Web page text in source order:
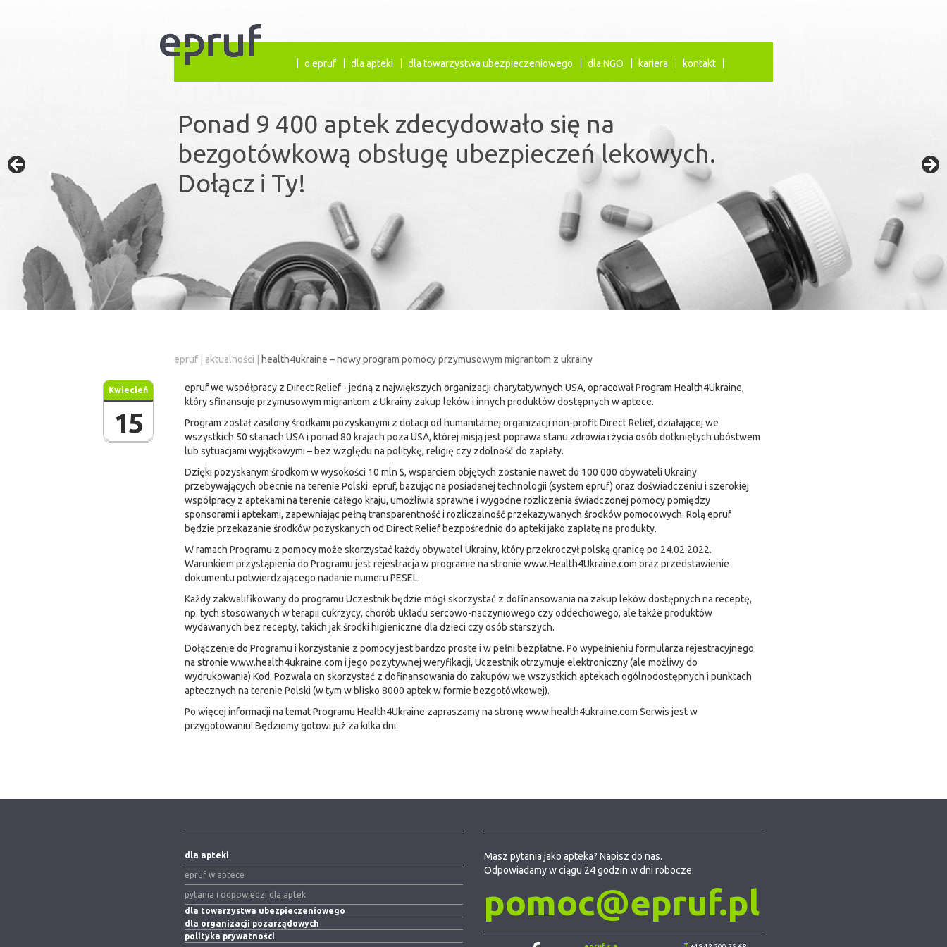
Ponad 9 400 aptek zdecydowało się na
bezgotówkową obsługę ubezpieczeń lekowych.
Dołącz i Ty!
Prywatne ubezpieczenia lekowe uzupełniają
publiczny system refundacji leków.
o epruf dla apteki dla towarzystwa ubezpieczeniowego dla NGO kariera kontakt
epruf aktualności health4ukraine – nowy program pomocy przymusowym migrantom z ukrainy
Kwiecień
15
epruf we współpracy z Direct Relief - jedną z największych organizacji charytatywnych USA, opracował Program Health4Ukraine,
który sfinansuje przymusowym migrantom z Ukrainy zakup leków i innych produktów dostępnych w aptece.
Program został zasilony środkami pozyskanymi z dotacji od humanitarnej organizacji non-profit Direct Relief, działającej we
wszystkich 50 stanach USA i ponad 80 krajach poza USA, której misją jest poprawa stanu zdrowia i życia osób dotkniętych ubóstwem
lub sytuacjami wyjątkowymi – bez względu na politykę, religię czy zdolność do zapłaty.
Dzięki pozyskanym środkom w wysokości 10 mln $, wsparciem objętych zostanie nawet do 100 000 obywateli Ukrainy
przebywających obecnie na terenie Polski. epruf, bazując na posiadanej technologii (system epruf) oraz doświadczeniu i szerokiej
współpracy z aptekami na terenie całego kraju, umożliwia sprawne i wygodne rozliczenia świadczonej pomocy pomiędzy
sponsorami i aptekami, zapewniając pełną transparentność i rozliczalność przekazywanych środków pomocowych. Rolą epruf
będzie przekazanie środków pozyskanych od Direct Relief bezpośrednio do apteki jako zapłatę na produkty.
W ramach Programu z pomocy może skorzystać każdy obywatel Ukrainy, który przekroczył polską granicę po 24.02.2022.
Warunkiem przystąpienia do Programu jest rejestracja w programie na stronie www.Health4Ukraine.com oraz przedstawienie
dokumentu potwierdzającego nadanie numeru PESEL.
Każdy zakwalifikowany do programu Uczestnik będzie mógł skorzystać z dofinansowania na zakup leków dostępnych na receptę,
np. tych stosowanych w terapii cukrzycy, chorób układu sercowo-naczyniowego czy oddechowego, ale także produktów
wydawanych bez recepty, takich jak środki higieniczne dla dzieci czy osób starszych.
Dołączenie do Programu i korzystanie z pomocy jest bardzo proste i w pełni bezpłatne. Po wypełnieniu formularza rejestracyjnego
na stronie www.health4ukraine.com i jego pozytywnej weryfikacji, Uczestnik otrzymuje elektroniczny (ale możliwy do
wydrukowania) Kod. Pozwala on skorzystać z dofinansowania do zakupów we wszystkich aptekach ogólnodostępnych i punktach
aptecznych na terenie Polski (w tym w blisko 8000 aptek w formie bezgotówkowej).
Po więcej informacji na temat Programu Health4Ukraine zapraszamy na stronę www.health4ukraine.com Serwis jest w
przygotowaniu! Będziemy gotowi już za kilka dni.
dla apteki
epruf w aptece
pytania i odpowiedzi dla aptek
dla towarzystwa ubezpieczeniowego
dla organizacji pozarządowych
polityka prywatności
Masz pytania jako apteka? Napisz do nas.
Odpowiadamy w ciągu 24 godzin w dni robocze.
pomoc@epruf.pl